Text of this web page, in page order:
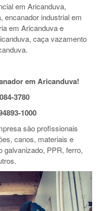
em Aricanduva‎,
encanador industrial em
em Aricanduva‎ e
caça vazamento
em Aricanduva‎!
3780
1000
são profissionais
canos, materiais e
galvanizado, PPR, ferro,